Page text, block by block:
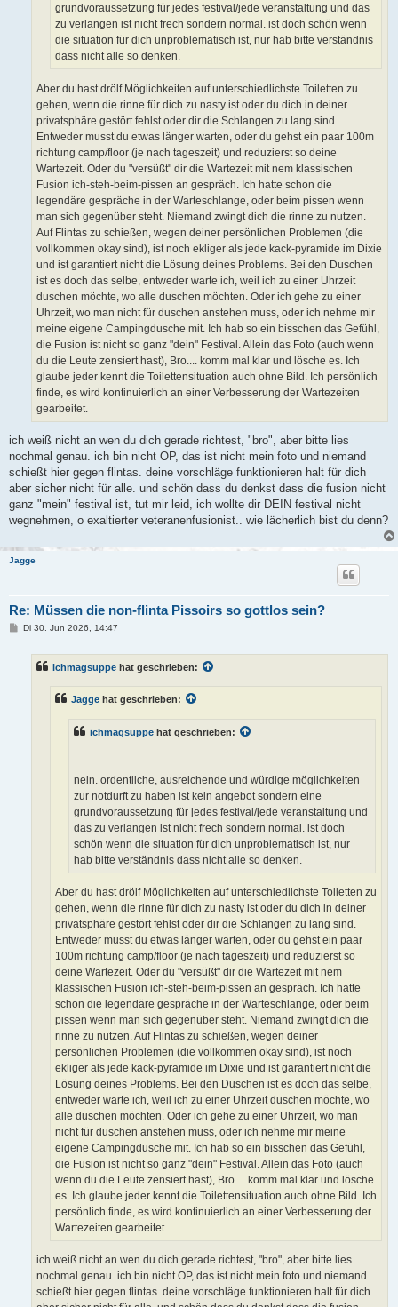
grundvoraussetzung für jedes festival/jede veranstaltung und das
zu verlangen ist nicht frech sondern normal. ist doch schön wenn
die situation für dich unproblematisch ist, nur hab bitte verständnis
dass nicht alle so denken.
Aber du hast drölf Möglichkeiten auf unterschiedlichste Toiletten zu
gehen, wenn die rinne für dich zu nasty ist oder du dich in deiner
privatsphäre gestört fehlst oder dir die Schlangen zu lang sind.
Entweder musst du etwas länger warten, oder du gehst ein paar 100m
richtung camp/floor (je nach tageszeit) und reduzierst so deine
Wartezeit. Oder du "versüßt" dir die Wartezeit mit nem klassischen
Fusion ich-steh-beim-pissen an gespräch. Ich hatte schon die
legendäre gespräche in der Warteschlange, oder beim pissen wenn
man sich gegenüber steht. Niemand zwingt dich die rinne zu nutzen.
Auf Flintas zu schießen, wegen deiner persönlichen Problemen (die
vollkommen okay sind), ist noch ekliger als jede kack-pyramide im Dixie
und ist garantiert nicht die Lösung deines Problems. Bei den Duschen
ist es doch das selbe, entweder warte ich, weil ich zu einer Uhrzeit
duschen möchte, wo alle duschen möchten. Oder ich gehe zu einer
Uhrzeit, wo man nicht für duschen anstehen muss, oder ich nehme mir
meine eigene Campingdusche mit. Ich hab so ein bisschen das Gefühl,
die Fusion ist nicht so ganz "dein" Festival. Allein das Foto (auch wenn
du die Leute zensiert hast), Bro.... komm mal klar und lösche es. Ich
glaube jeder kennt die Toilettensituation auch ohne Bild. Ich persönlich
finde, es wird kontinuierlich an einer Verbesserung der Wartezeiten
gearbeitet.
ich weiß nicht an wen du dich gerade richtest, "bro", aber bitte lies
nochmal genau. ich bin nicht OP, das ist nicht mein foto und niemand
schießt hier gegen flintas. deine vorschläge funktionieren halt für dich
aber sicher nicht für alle. und schön dass du denkst dass die fusion nicht
ganz "mein" festival ist, tut mir leid, ich wollte dir DEIN festival nicht
wegnehmen, o exaltierter veteranenfusionist.. wie lächerlich bist du denn?
Jagge
Re: Müssen die non-flinta Pissoirs so gottlos sein?
BDi 30. Jun 2026, 14:47
ichmagsuppe hat geschrieben:
Jagge hat geschrieben:
ichmagsuppe hat geschrieben:
nein. ordentliche, ausreichende und würdige möglichkeiten
zur notdurft zu haben ist kein angebot sondern eine
grundvoraussetzung für jedes festival/jede veranstaltung und
das zu verlangen ist nicht frech sondern normal. ist doch
schön wenn die situation für dich unproblematisch ist, nur
hab bitte verständnis dass nicht alle so denken.
Aber du hast drölf Möglichkeiten auf unterschiedlichste Toiletten zu
gehen, wenn die rinne für dich zu nasty ist oder du dich in deiner
privatsphäre gestört fehlst oder dir die Schlangen zu lang sind.
Entweder musst du etwas länger warten, oder du gehst ein paar
100m richtung camp/floor (je nach tageszeit) und reduzierst so
deine Wartezeit. Oder du "versüßt" dir die Wartezeit mit nem
klassischen Fusion ich-steh-beim-pissen an gespräch. Ich hatte
schon die legendäre gespräche in der Warteschlange, oder beim
pissen wenn man sich gegenüber steht. Niemand zwingt dich die
rinne zu nutzen. Auf Flintas zu schießen, wegen deiner
persönlichen Problemen (die vollkommen okay sind), ist noch
ekliger als jede kack-pyramide im Dixie und ist garantiert nicht die
Lösung deines Problems. Bei den Duschen ist es doch das selbe,
entweder warte ich, weil ich zu einer Uhrzeit duschen möchte, wo
alle duschen möchten. Oder ich gehe zu einer Uhrzeit, wo man
nicht für duschen anstehen muss, oder ich nehme mir meine
eigene Campingdusche mit. Ich hab so ein bisschen das Gefühl,
die Fusion ist nicht so ganz "dein" Festival. Allein das Foto (auch
wenn du die Leute zensiert hast), Bro.... komm mal klar und lösche
es. Ich glaube jeder kennt die Toilettensituation auch ohne Bild. Ich
persönlich finde, es wird kontinuierlich an einer Verbesserung der
Wartezeiten gearbeitet.
ich weiß nicht an wen du dich gerade richtest, "bro", aber bitte lies
nochmal genau. ich bin nicht OP, das ist nicht mein foto und niemand
schießt hier gegen flintas. deine vorschläge funktionieren halt für dich